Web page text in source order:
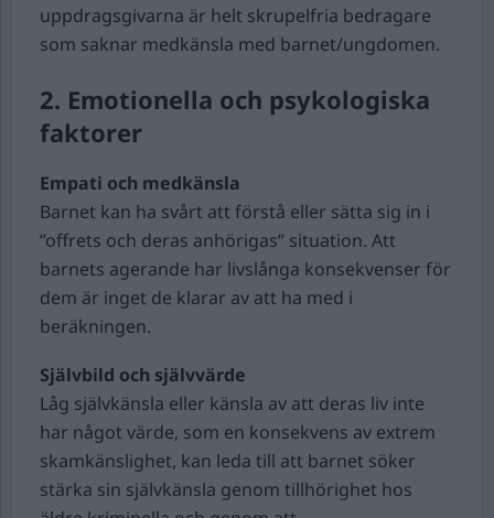
uppdragsgivarna är helt skrupelfria bedragare
som saknar medkänsla med barnet/ungdomen.
2. Emotionella och psykologiska
faktorer
Empati och medkänsla
Barnet kan ha svårt att förstå eller sätta sig in i
”offrets och deras anhörigas” situation. Att
barnets agerande har livslånga konsekvenser för
dem är inget de klarar av att ha med i
beräkningen.
Självbild och självvärde
Låg självkänsla eller känsla av att deras liv inte
har något värde, som en konsekvens av extrem
skamkänslighet, kan leda till att barnet söker
stärka sin självkänsla genom tillhörighet hos